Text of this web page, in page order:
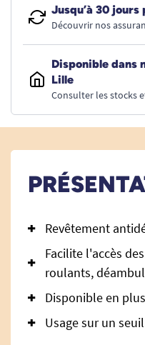
Jusqu’à 30 jours
Découvrir nos
Disponible dans
Lille
Consulter les stocks
Revêtement
Facilite l'accès
roulants,
Disponible en
Usage sur un